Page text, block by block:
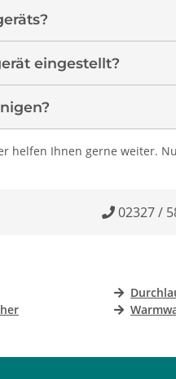
eingestellt?
helfen Ihnen gerne weiter.
02327 /